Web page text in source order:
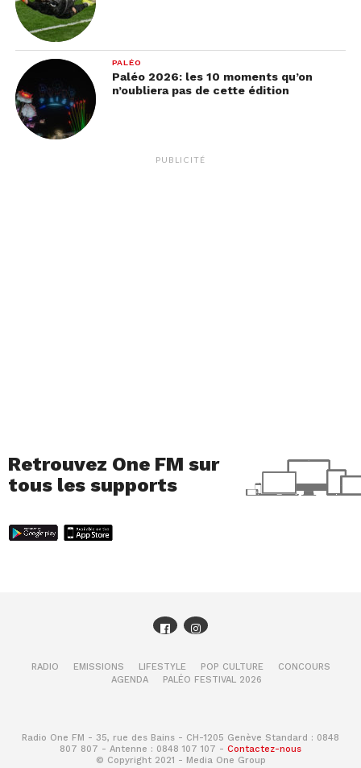
PALÉO
Paléo 2026: les 10 moments qu’on
n’oubliera pas de cette édition
PUBLICITÉ
Retrouvez One FM sur
tous les supports
RADIO EMISSIONS LIFESTYLE POP CULTURE
CONCOURS
AGENDA
PALÉO FESTIVAL 2026
Radio One FM - 35, rue des Bains - CH-1205 Genève Standard : 0848
807 807 - Antenne : 0848 107 107 - Contactez-nous
© Copyright 2021 - Media One Group